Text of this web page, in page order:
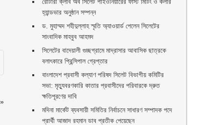
হ্যান্ডভার অনুষ্ঠান সম্পন্ন
ড. মুহাম্মদ শহীদুল্লাহ স্মৃতি অ্যাওয়ার্ড পেলেন সিলেটের
সাংবাদিক মাহবুব আহমদ
সিলেটের বাদেয়ালী গুচ্ছগ্রামে মাদ্রাসার আবাসিক ছাত্রকে
বলাৎকারে প্রিন্সিপাল গ্রেপ্তার ‎
বাংলাদেশ প্রবাসী কল্যাণ পরিষদ সিলেট বিভাগীয় কমিটির
সভা: মৃত্যুবরণকারি কাতার প্রবাসীদের পরিবারকে দ্রুত
ক্ষতিপূরণের দাবি
মদিনা মার্কেট ব্যবসায়ী সমিতির নির্বাচনে সাধারণ সম্পাদক পদে
প্রার্থী আজাদ রহমান ডাব প্রতীক পেয়েছেন ‎